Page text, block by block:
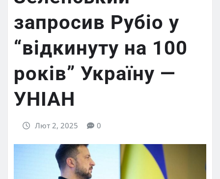
запросив Рубіо у
“відкинуту на 100
років” Україну —
УНІАН
Лют 2, 2025 0